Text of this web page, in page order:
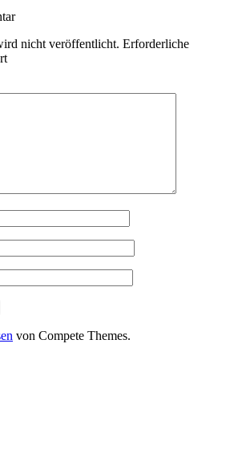
nicht veröffentlicht. Erforderliche
von Compete Themes.